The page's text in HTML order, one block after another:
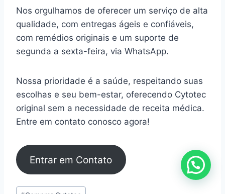
Nos orgulhamos de oferecer um serviço de alta
qualidade, com entregas ágeis e confiáveis,
com remédios originais e um suporte de
segunda a sexta-feira, via WhatsApp.
Nossa prioridade é a saúde, respeitando suas
escolhas e seu bem-estar, oferecendo Cytotec
original sem a necessidade de receita médica.
Entre em contato conosco agora!
Entrar em Contato
Tags